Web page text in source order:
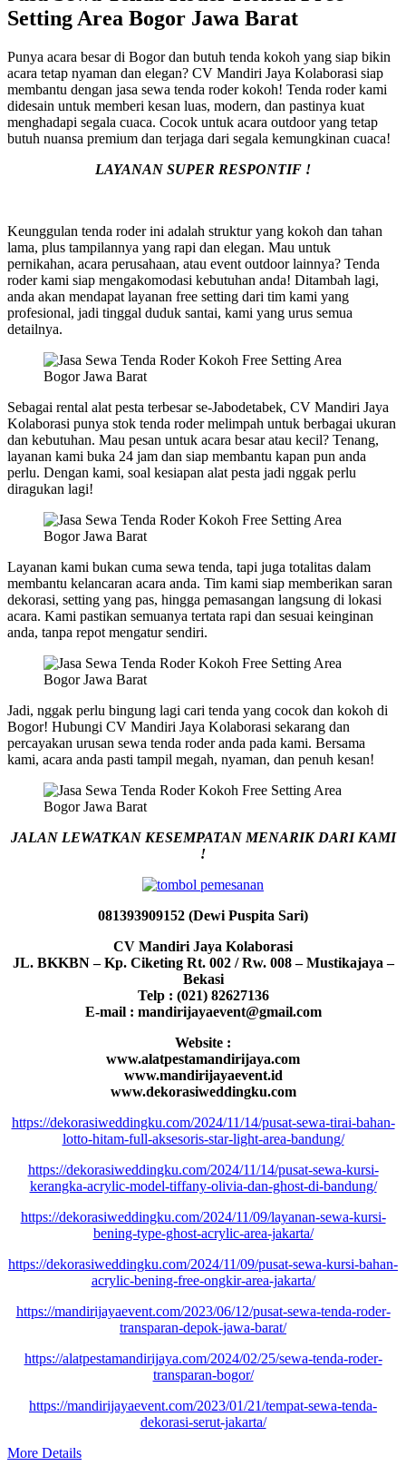
Setting Area Bogor Jawa Barat
Punya acara besar di Bogor dan butuh tenda kokoh yang siap bikin
acara tetap nyaman dan elegan? CV Mandiri Jaya Kolaborasi siap
membantu dengan jasa sewa tenda roder kokoh! Tenda roder kami
didesain untuk memberi kesan luas, modern, dan pastinya kuat
menghadapi segala cuaca. Cocok untuk acara outdoor yang tetap
butuh nuansa premium dan terjaga dari segala kemungkinan cuaca!
LAYANAN SUPER RESPONTIF !
Keunggulan tenda roder ini adalah struktur yang kokoh dan tahan
lama, plus tampilannya yang rapi dan elegan. Mau untuk
pernikahan, acara perusahaan, atau event outdoor lainnya? Tenda
roder kami siap mengakomodasi kebutuhan anda! Ditambah lagi,
anda akan mendapat layanan free setting dari tim kami yang
profesional, jadi tinggal duduk santai, kami yang urus semua
detailnya.
Sebagai rental alat pesta terbesar se-Jabodetabek, CV Mandiri Jaya
Kolaborasi punya stok tenda roder melimpah untuk berbagai ukuran
dan kebutuhan. Mau pesan untuk acara besar atau kecil? Tenang,
layanan kami buka 24 jam dan siap membantu kapan pun anda
perlu. Dengan kami, soal kesiapan alat pesta jadi nggak perlu
diragukan lagi!
Layanan kami bukan cuma sewa tenda, tapi juga totalitas dalam
membantu kelancaran acara anda. Tim kami siap memberikan saran
dekorasi, setting yang pas, hingga pemasangan langsung di lokasi
acara. Kami pastikan semuanya tertata rapi dan sesuai keinginan
anda, tanpa repot mengatur sendiri.
Jadi, nggak perlu bingung lagi cari tenda yang cocok dan kokoh di
Bogor! Hubungi CV Mandiri Jaya Kolaborasi sekarang dan
percayakan urusan sewa tenda roder anda pada kami. Bersama
kami, acara anda pasti tampil megah, nyaman, dan penuh kesan!
JALAN LEWATKAN KESEMPATAN MENARIK DARI KAMI
!
081393909152 (Dewi Puspita Sari)
CV Mandiri Jaya Kolaborasi
JL. BKKBN – Kp. Ciketing Rt. 002 / Rw. 008 – Mustikajaya –
Bekasi
Telp : (021) 82627136
E-mail : mandirijayaevent@gmail.com
Website :
www.alatpestamandirijaya.com
www.mandirijayaevent.id
www.dekorasiweddingku.com
https://dekorasiweddingku.com/2024/11/14/pusat-sewa-tirai-bahan-
lotto-hitam-full-aksesoris-star-light-area-bandung/
https://dekorasiweddingku.com/2024/11/14/pusat-sewa-kursi-
kerangka-acrylic-model-tiffany-olivia-dan-ghost-di-bandung/
https://dekorasiweddingku.com/2024/11/09/layanan-sewa-kursi-
bening-type-ghost-acrylic-area-jakarta/
https://dekorasiweddingku.com/2024/11/09/pusat-sewa-kursi-bahan-
acrylic-bening-free-ongkir-area-jakarta/
https://mandirijayaevent.com/2023/06/12/pusat-sewa-tenda-roder-
transparan-depok-jawa-barat/
https://alatpestamandirijaya.com/2024/02/25/sewa-tenda-roder-
transparan-bogor/
https://mandirijayaevent.com/2023/01/21/tempat-sewa-tenda-
dekorasi-serut-jakarta/
More Details